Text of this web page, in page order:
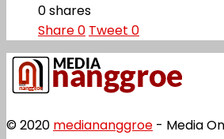
0 shares
Share0 Tweet 0
© 2020 mediananggroe - Media